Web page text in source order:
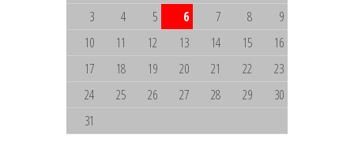
3
4 5 6 7 8
9
10
11 12 13 14 15
16
17
18 19 20 21 22
23
24
25 26 27 28 29
30
31